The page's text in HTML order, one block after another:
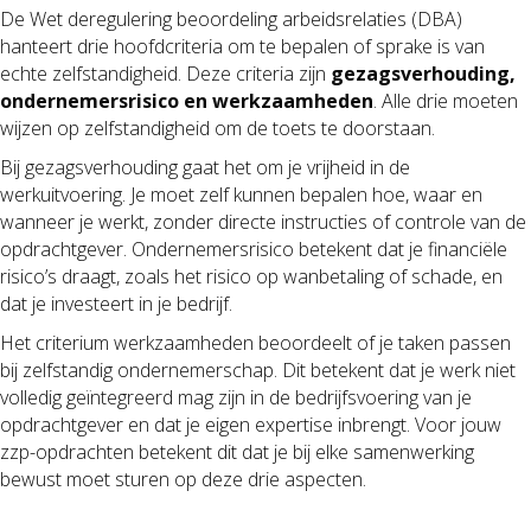
De Wet deregulering beoordeling arbeidsrelaties (DBA)
hanteert drie hoofdcriteria om te bepalen of sprake is van
echte zelfstandigheid. Deze criteria zijn gezagsverhouding,
ondernemersrisico en werkzaamheden. Alle drie moeten
wijzen op zelfstandigheid om de toets te doorstaan.
Bij gezagsverhouding gaat het om je vrijheid in de
werkuitvoering. Je moet zelf kunnen bepalen hoe, waar en
wanneer je werkt, zonder directe instructies of controle van de
opdrachtgever. Ondernemersrisico betekent dat je financiële
risico’s draagt, zoals het risico op wanbetaling of schade, en
dat je investeert in je bedrijf.
Het criterium werkzaamheden beoordeelt of je taken passen
bij zelfstandig ondernemerschap. Dit betekent dat je werk niet
volledig geïntegreerd mag zijn in de bedrijfsvoering van je
opdrachtgever en dat je eigen expertise inbrengt. Voor jouw
zzp-opdrachten betekent dit dat je bij elke samenwerking
bewust moet sturen op deze drie aspecten.